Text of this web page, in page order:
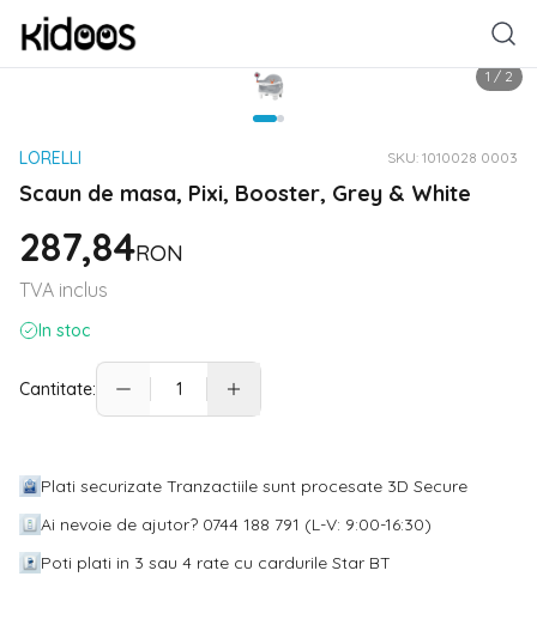
1 / 2
LORELLI SKU: 1010028 0003
Scaun de masa, Pixi, Booster, Grey & White
287,84RON
TVA inclus
In stoc
Cantitate:
Plati securizate Tranzactiile sunt procesate 3D Secure
Ai nevoie de ajutor? 0744 188 791 (L-V: 9:00-16:30)
Poti plati in 3 sau 4 rate cu cardurile Star BT